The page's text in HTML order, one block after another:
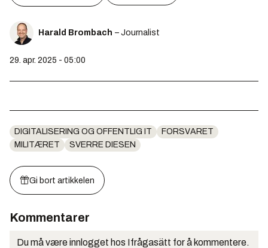
Harald Brombach – Journalist
29. apr. 2025 - 05:00
DIGITALISERING OG OFFENTLIG IT
FORSVARET
MILITÆRET
SVERRE DIESEN
Gi bort artikkelen
Kommentarer
Du må være innlogget hos Ifrågasätt for å kommentere.